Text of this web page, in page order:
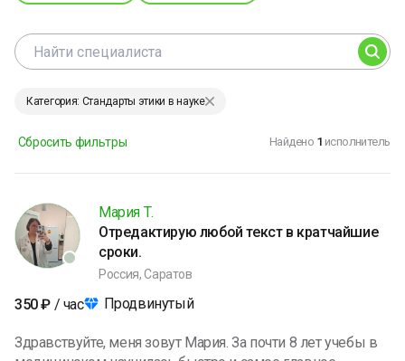
Категория: Стандарты этики в науке
Сбросить фильтры Найдено 1 исполнитель
Мария Т.
Отредактирую любой текст в кратчайшие
сроки.
Россия, Саратов
350₽ / час Продвинутый
Здравствуйте, меня зовут Мария. За почти 8 лет учебы в